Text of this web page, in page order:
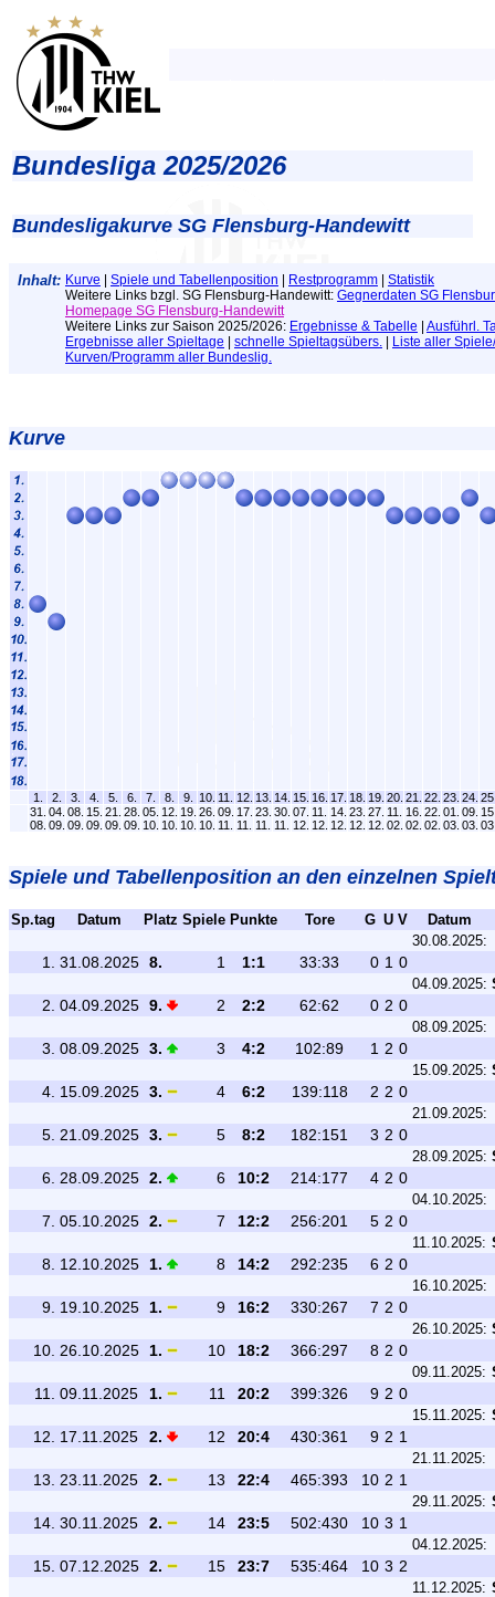
Bundesliga 2025/2026
Bundesligakurve SG Flensburg-Handewitt
Inhalt: Kurve Spiele und Tabellenposition Restprogramm
Statistik
Weitere Links bzgl. SG Flensburg-Handewitt: Gegnerdaten SG
Homepage SG Flensburg-Handewitt
Weitere Links zur Saison 2025/2026: Ergebnisse & Tabelle
Ausführl.
Ergebnisse aller Spieltage
schnelle Spieltagsübers.
Liste aller
Kurven/Programm aller Bundeslig.
Kurve
1. 2. 3. 4. 5. 6. 7. 8. 9. 10. 11. 12. 13. 14. 15. 16. 17. 18. 19. 20. 21. 22. 23. 24.
31.
08.
04.
09.
08.
09.
15.
09.
21.
09.
28.
09.
05.
10.
12.
10.
19.
10.
26.
10.
09.
11.
17.
11.
23.
11.
30.
11.
07.
12.
11.
12.
14.
12.
23.
12.
27.
12.
11.
02.
16.
02.
22.
02.
01.
03.
09.
03.
Spiele und Tabellenposition an den einzelnen
Sp.tag Datum Platz Spiele Punkte Tore G U V
Datum
30.08.2025:
1. 31.08.2025 8. 1 1:1 33:33 0 1 0
04.09.2025:
2. 04.09.2025 9. 2 2:2 62:62 0 2 0
08.09.2025:
3. 08.09.2025 3. 3 4:2 102:89 1 2 0
15.09.2025:
4. 15.09.2025 3. 4 6:2 139:118 2 2 0
21.09.2025:
5. 21.09.2025 3. 5 8:2 182:151 3 2 0
28.09.2025:
6. 28.09.2025 2. 6 10:2 214:177 4 2 0
04.10.2025:
7. 05.10.2025 2. 7 12:2 256:201 5 2 0
11.10.2025:
8. 12.10.2025 1. 8 14:2 292:235 6 2 0
16.10.2025:
9. 19.10.2025 1. 9 16:2 330:267 7 2 0
26.10.2025:
10. 26.10.2025 1. 10 18:2 366:297 8 2 0
09.11.2025:
11. 09.11.2025 1. 11 20:2 399:326 9 2 0
15.11.2025:
12. 17.11.2025 2. 12 20:4 430:361 9 2 1
21.11.2025:
13. 23.11.2025 2. 13 22:4 465:393 10 2 1
29.11.2025:
14. 30.11.2025 2. 14 23:5 502:430 10 3 1
04.12.2025:
15. 07.12.2025 2. 15 23:7 535:464 10 3 2
11.12.2025: